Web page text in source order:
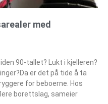
med
90-tallet? Lukt i kjelleren?
er det på tide å ta
for beboerne. Hos
borettslag, sameier